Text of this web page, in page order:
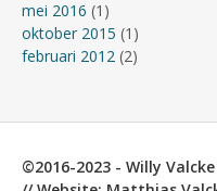
mei 2016 (1)
oktober 2015 (1)
februari 2012 (2)
©2016-2023 - Willy